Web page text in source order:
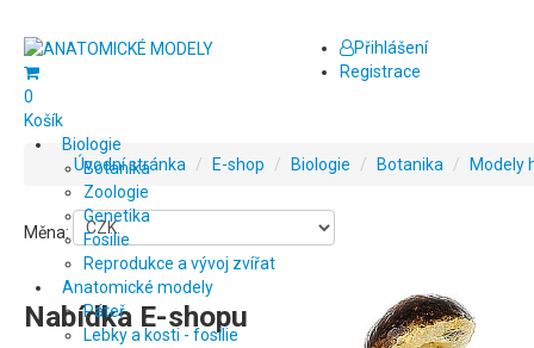
0
Košík
Přihlášení
Registrace
Biologie
Botanika
Zoologie
Genetika
Fosilie
Reprodukce a vývoj zvířat
Anatomické modely
Páteř
Lebky a kosti - fosilie
Úvodní stránka / E-shop / Biologie / Botanika / Modely
Měna:
Nabídka E-shopu